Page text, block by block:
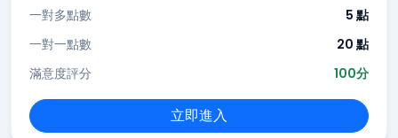
一對多點數
5 點
一對一點數
20 點
滿意度評分
100分
立即進入